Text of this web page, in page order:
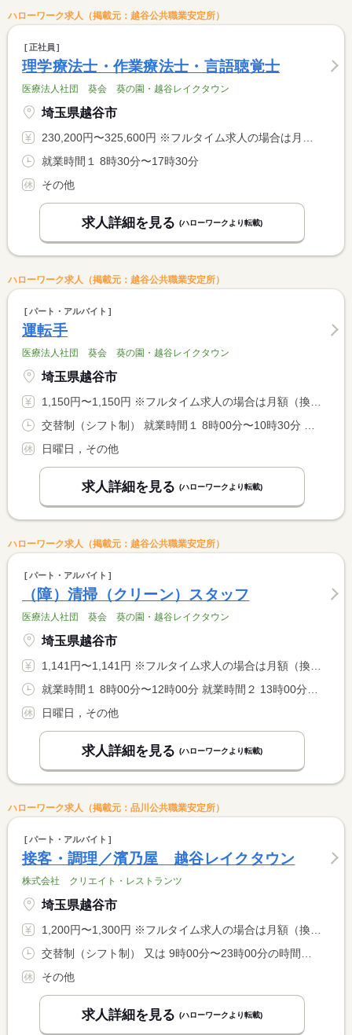
ハローワーク求人（掲載元：越谷公共職業安定所）
正社員
理学療法士・作業療法士・言語聴覚士
医療法人社団 葵会 葵の園・越谷レイクタウン
埼玉県越谷市
230,200円〜325,600円 ※フルタイム求人の場合は月額（換算額）、パート求人の場合は時間額を表示しています。
就業時間１ 8時30分〜17時30分
その他
求人詳細を見る (ハローワークより転載)
ハローワーク求人（掲載元：越谷公共職業安定所）
パート・アルバイト
運転手
医療法人社団 葵会 葵の園・越谷レイクタウン
埼玉県越谷市
1,150円〜1,150円 ※フルタイム求人の場合は月額（換算額）、パート求人の場合は時間額を表示しています。
日曜日，その他
求人詳細を見る (ハローワークより転載)
ハローワーク求人（掲載元：越谷公共職業安定所）
パート・アルバイト
（障）清掃（クリーン）スタッフ
医療法人社団 葵会 葵の園・越谷レイクタウン
埼玉県越谷市
1,141円〜1,141円 ※フルタイム求人の場合は月額（換算額）、パート求人の場合は時間額を表示しています。
日曜日，その他
求人詳細を見る (ハローワークより転載)
ハローワーク求人（掲載元：品川公共職業安定所）
パート・アルバイト
接客・調理／濱乃屋 越谷レイクタウン
株式会社 クリエイト・レストランツ
埼玉県越谷市
1,200円〜1,300円 ※フルタイム求人の場合は月額（換算額）、パート求人の場合は時間額を表示しています。
その他
求人詳細を見る (ハローワークより転載)